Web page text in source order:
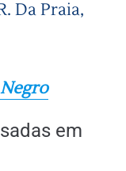
Da Praia,
em